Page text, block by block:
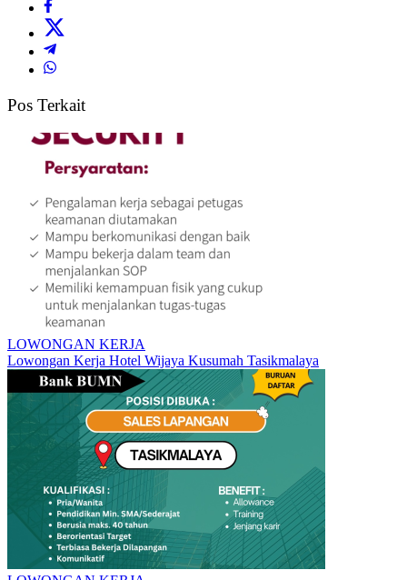
Pos Terkait
LOWONGAN KERJA
Lowongan Kerja Hotel Wijaya Kusumah Tasikmalaya